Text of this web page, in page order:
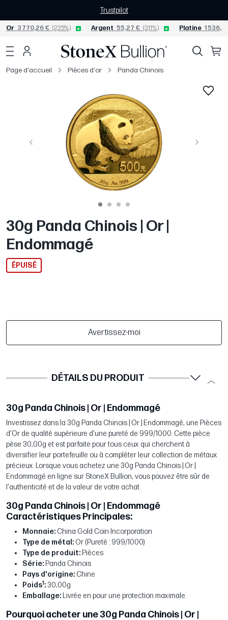
Trustpilot
Or 3 770,26 € (2,35%) Argent 55,27 € (3,11%) Platine 1
Page d'accueil Pièces d'or Panda Chinois
Précédent Suivant
30g Panda Chinois | Or |
Endommagé
ÉPUISÉ
Avertissez-moi
DÉTAILS DU PRODUIT
30g Panda Chinois | Or | Endommagé
Investissez dans la 30g Panda Chinois | Or | Endommagé, une Pièces
d'Or de qualité supérieure d'une pureté de 999/1000. Cette pièce
pèse 30,00g et est parfaite pour tous ceux qui cherchent à
diversifier leur portefeuille ou à compléter leur collection de métaux
précieux. Lorsque vous achetez une 30g Panda Chinois | Or |
Endommagé en ligne sur StoneX Bullion, vous pouvez être sûr de
l'authenticité et de la valeur de votre achat.
30g Panda Chinois | Or | Endommagé
Caractéristiques Principales:
Monnaie: China Gold Coin Incorporation
Type de métal: Or (Pureté : 999/1000)
Type de produit: Pièces
Série: Panda Chinois
Pays d'origine: Chine
Poids1: 30,00g
Emballage: Livrée en pour une protection maximale.
Pourquoi acheter une 30g Panda Chinois | Or |